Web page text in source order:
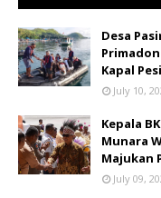
​Desa
Kapal
July 10,
Kepala
Munara
Majukan
July 09,